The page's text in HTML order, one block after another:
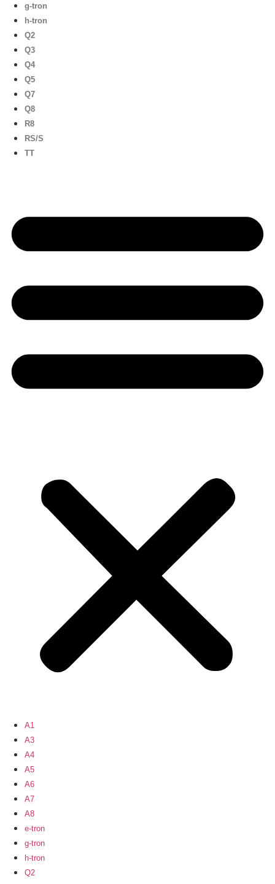
g-tron
h-tron
Q2
Q3
Q4
Q5
Q7
Q8
R8
RS/S
TT
A1
A3
A4
A5
A6
A7
A8
e-tron
g-tron
h-tron
Q2